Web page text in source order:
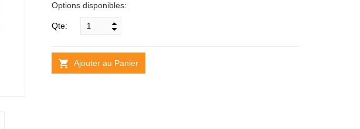
Options disponibles:
Qte:
Ajouter au Panier